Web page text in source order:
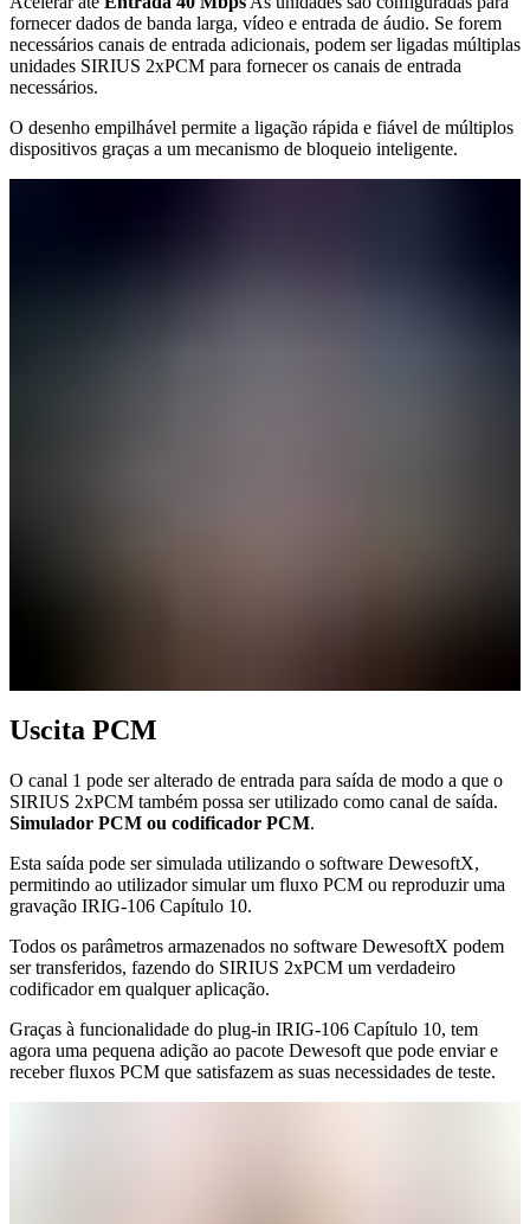
fornecer dados de banda larga, vídeo e entrada de áudio. Se forem
necessários canais de entrada adicionais, podem ser ligadas múltiplas
unidades SIRIUS 2xPCM para fornecer os canais de entrada
necessários.
O desenho empilhável permite a ligação rápida e fiável de múltiplos
dispositivos graças a um mecanismo de bloqueio inteligente.
Uscita PCM
O canal 1 pode ser alterado de entrada para saída de modo a que o
SIRIUS 2xPCM também possa ser utilizado como canal de saída.
Simulador PCM ou codificador PCM.
Esta saída pode ser simulada utilizando o software DewesoftX,
permitindo ao utilizador simular um fluxo PCM ou reproduzir uma
gravação IRIG-106 Capítulo 10.
Todos os parâmetros armazenados no software DewesoftX podem
ser transferidos, fazendo do SIRIUS 2xPCM um verdadeiro
codificador em qualquer aplicação.
Graças à funcionalidade do plug-in IRIG-106 Capítulo 10, tem
agora uma pequena adição ao pacote Dewesoft que pode enviar e
receber fluxos PCM que satisfazem as suas necessidades de teste.